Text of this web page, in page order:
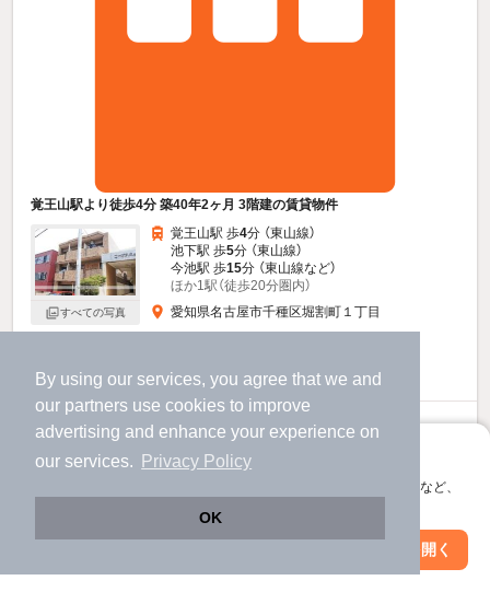
By using our services, you agree that we and
our partners use cookies to improve
advertising and enhance your experience on
our services.
Privacy Policy
OK
アプリに切り替えて、サクサクお部屋探し
会員登録なしですぐ使える。マップ検索やお気に入り保存など、
アプリを開く
覚王山駅より徒歩4分 築40年2ヶ月 3階建の賃貸物件
すべての写真
覚王山駅 歩4分 （東山線）
池下駅 歩5分 （東山線）
今池駅 歩15分 （東山線など）
ほか1駅（徒歩20分圏内）
愛知県名古屋市千種区堀割町１丁目
駐車場あり
駐輪場あり
6.2万円
（管理費3,000円）
3階 / 1DK / 30.0㎡
絞り込み条件を変更